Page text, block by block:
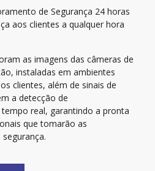
de Segurança 24 horas
aos clientes a qualquer hora
as imagens das câmeras de
instaladas em ambientes
clientes, além de sinais de
a detecção de
real, garantindo a pronta
que tomarão as